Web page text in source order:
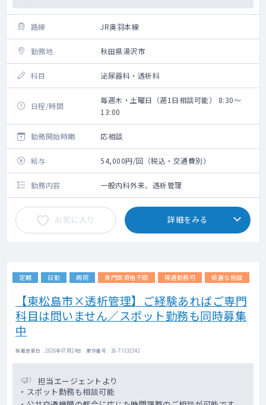
路線 JR奥羽本線
勤務地 秋田県湯沢市
科目 泌尿器科・透析科
日程/時間
毎週木・土曜日（週1日相談可能） 8:30～
13:00
勤務開始時期 応相談
給与 54,000円/回（税込・交通費別）
勤務内容 一般内科外来、透析管理
お気に入り 詳細をみる
定期 日勤 病院 専門医資格不問 隔週勤務可 綺麗な施設
【東松島市×透析管理】ご経験あればご専門
科目は問いません／スポット勤務も同時募集
中
掲載更新日 : 2026年07月24日 案件番号 : 26-TI331542
担当エージェントより
・スポット勤務も相談可能